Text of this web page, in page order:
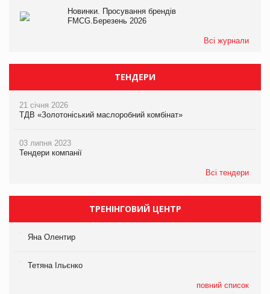
Новинки. Просування брендів
FMCG.Березень 2026
Всі журнали
ТЕНДЕРИ
21 січня 2026
ТДВ «Золотоніський маслоробний комбінат»
03 липня 2023
Тендери компанії
Всі тендери
ТРЕНІНГОВИЙ ЦЕНТР
Яна Олентир
Тетяна Ільєнко
повний список